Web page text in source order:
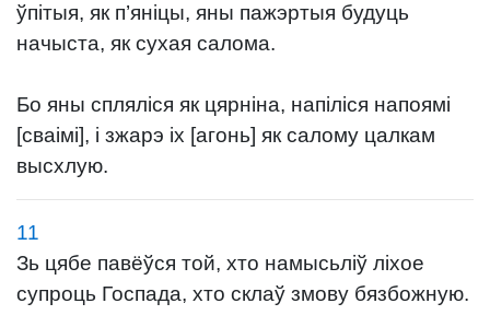
ўпітыя, як п’яніцы, яны пажэртыя будуць
начыста, як сухая салома.
Бо яны спляліся як цярніна, напіліся напоямі
[сваімі], і зжарэ іх [агонь] як салому цалкам
высхлую.
11
Зь цябе павёўся той, хто намысьліў ліхое
супроць Госпада, хто склаў змову бязбожную.